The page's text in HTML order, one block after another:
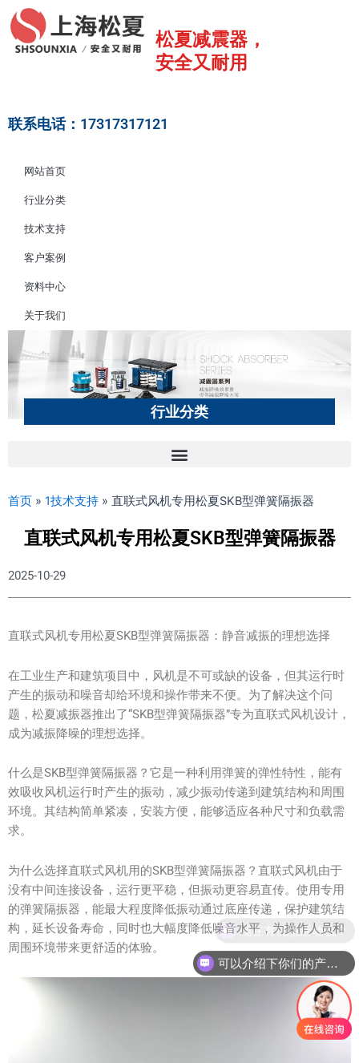
至
松夏减震器，
安全又耐用
联系电话：17317317121
网站首页
行业分类
技术支持
客户案例
资料中心
关于我们
行业分类
首页 » 1技术支持 » 直联式风机专用松夏SKB型弹簧隔振器
直联式风机专用松夏SKB型弹簧隔振器
2025-10-29
直联式风机专用松夏SKB型弹簧隔振器：静音减振的理想选择
在工业生产和建筑项目中，风机是不可或缺的设备，但其运行时
产生的振动和噪音却给环境和操作带来不便。为了解决这个问
题，松夏减振器推出了“SKB型弹簧隔振器”专为直联式风机设计，
成为减振降噪的理想选择。
什么是SKB型弹簧隔振器？它是一种利用弹簧的弹性特性，能有
效吸收风机运行时产生的振动，减少振动传递到建筑结构和周围
环境。其结构简单紧凑，安装方便，能够适应各种尺寸和负载需
求。
为什么选择直联式风机用的SKB型弹簧隔振器？直联式风机由于
没有中间连接设备，运行更平稳，但振动更容易直传。使用专用
的弹簧隔振器，能最大程度降低振动通过底座传递，保护建筑结
构，延长设备寿命，同时也大幅度降低噪音水平，为操作人员和
周围环境带来更舒适的体验。
可以介绍下你们的产品么？
现在有优惠活动么？